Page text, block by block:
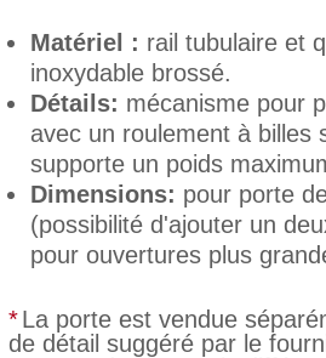
Matériel : rail tubulaire et
inoxydable brossé.
Détails: mécanisme pour
avec un roulement à billes
supporte un poids
Dimensions: pour porte
(possibilité d'ajouter un
pour ouvertures plus
*La porte est vendue
de détail suggéré par le